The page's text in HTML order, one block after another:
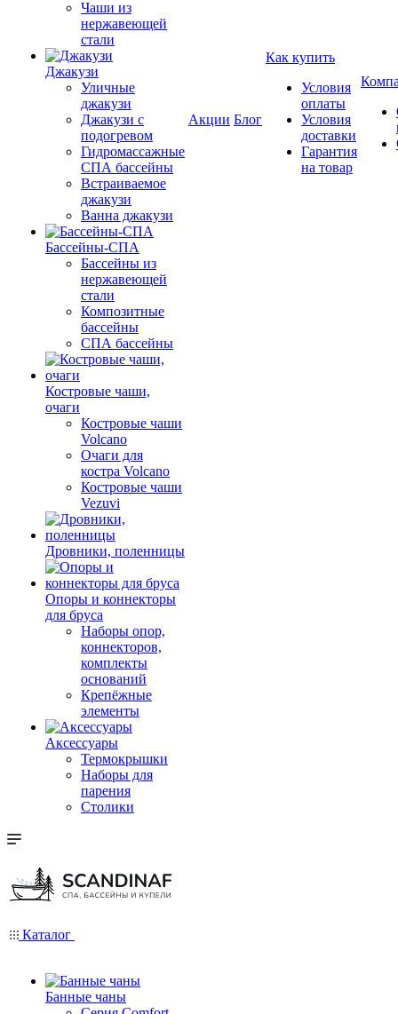
Чаши из
нержавеющей
стали
Джакузи
Уличные
джакузи
Джакузи с
подогревом
Гидромассажные
СПА бассейны
Встраиваемое
джакузи
Ванна джакузи
Бассейны-СПА
Бассейны из
нержавеющей
стали
Композитные
бассейны
СПА бассейны
Костровые чаши,
очаги
Костровые чаши
Volcano
Очаги для
костра Volcano
Костровые чаши
Vezuvi
Дровники, поленницы
Опоры и коннекторы
для бруса
Наборы опор,
коннекторов,
комплекты
оснований
Крепёжные
элементы
Аксессуары
Термокрышки
Наборы для
парения
Столики
Акции Блог
Как купить
Условия
оплаты
Условия
доставки
Гарантия
на товар
Каталог
Банные чаны